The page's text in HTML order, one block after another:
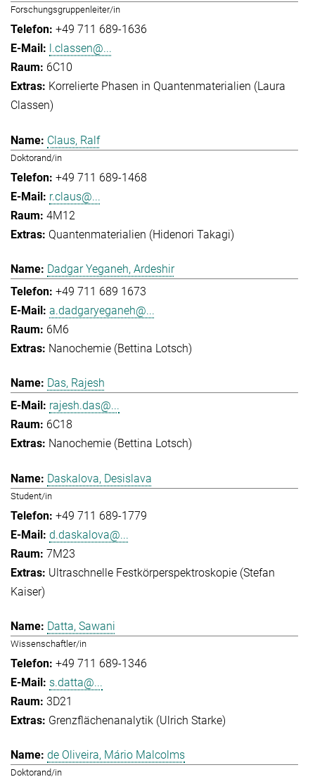
Forschungsgruppenleiter/in
+49 711 689-1636
l.classen@...
6C10
Korrelierte Phasen in Quantenmaterialien (Laura
Classen)
Claus, Ralf
Doktorand/in
+49 711 689-1468
r.claus@...
4M12
Quantenmaterialien (Hidenori Takagi)
Dadgar Yeganeh, Ardeshir
+49 711 689 1673
a.dadgaryeganeh@...
6M6
Nanochemie (Bettina Lotsch)
Das, Rajesh
rajesh.das@...
6C18
Nanochemie (Bettina Lotsch)
Daskalova, Desislava
Student/in
+49 711 689-1779
d.daskalova@...
7M23
Ultraschnelle Festkörperspektroskopie (Stefan
Kaiser)
Datta, Sawani
Wissenschaftler/in
+49 711 689-1346
s.datta@...
3D21
Grenzflächenanalytik (Ulrich Starke)
de Oliveira, Mário Malcolms
Doktorand/in